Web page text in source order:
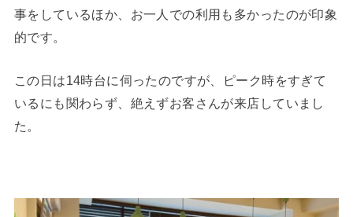
事をしているほか、お一人での利用も多かったのが印象
的です。
この日は14時台に伺ったのですが、ピーク時をすぎて
いるにも関わらず、絶えずお客さんが来店していまし
た。